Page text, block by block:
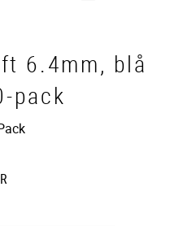
6.4mm, blå
pack